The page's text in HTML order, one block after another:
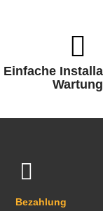
Einfache
Wartung
Bezahlung